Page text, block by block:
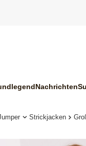
Nachrichten
Strickjacken